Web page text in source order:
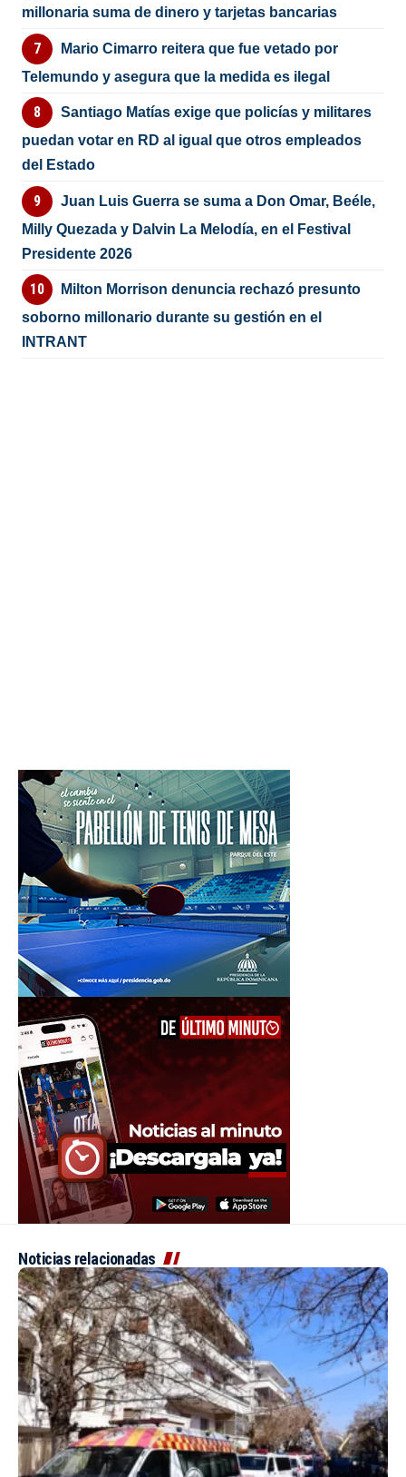
millonaria suma de dinero y tarjetas bancarias
Mario Cimarro reitera que fue vetado por
Telemundo y asegura que la medida es ilegal
Santiago Matías exige que policías y militares
puedan votar en RD al igual que otros empleados
del Estado
Juan Luis Guerra se suma a Don Omar, Beéle,
Milly Quezada y Dalvin La Melodía, en el Festival
Presidente 2026
Milton Morrison denuncia rechazó presunto
soborno millonario durante su gestión en el
INTRANT
Noticias relacionadas